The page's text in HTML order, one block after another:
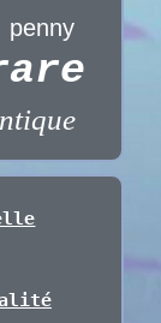
penny